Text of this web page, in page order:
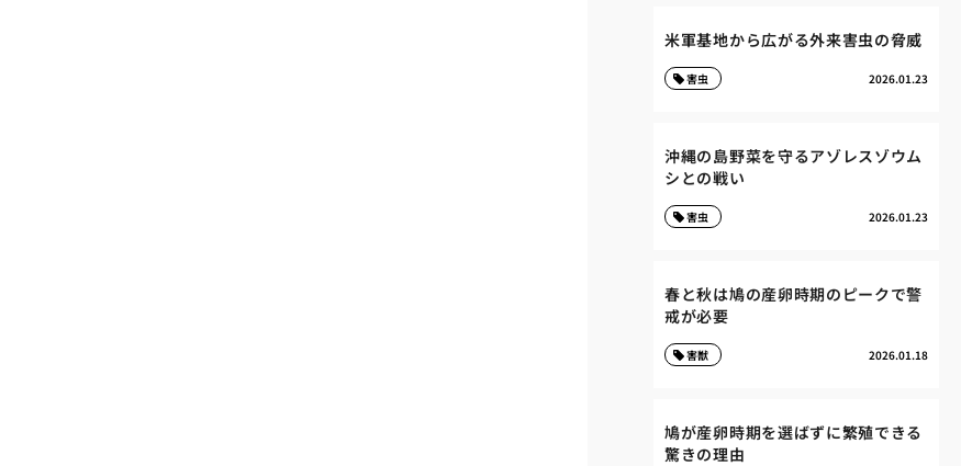
米軍基地から広がる外来害虫の脅威
2026.01.23
害虫
沖縄の島野菜を守るアゾレスゾウム
シとの戦い
2026.01.23
害虫
春と秋は鳩の産卵時期のピークで警
戒が必要
2026.01.18
害獣
鳩が産卵時期を選ばずに繁殖できる
驚きの理由